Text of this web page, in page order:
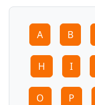
A B
H I
O P